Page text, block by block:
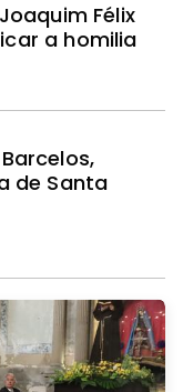
Félix
a homilia
de Santa